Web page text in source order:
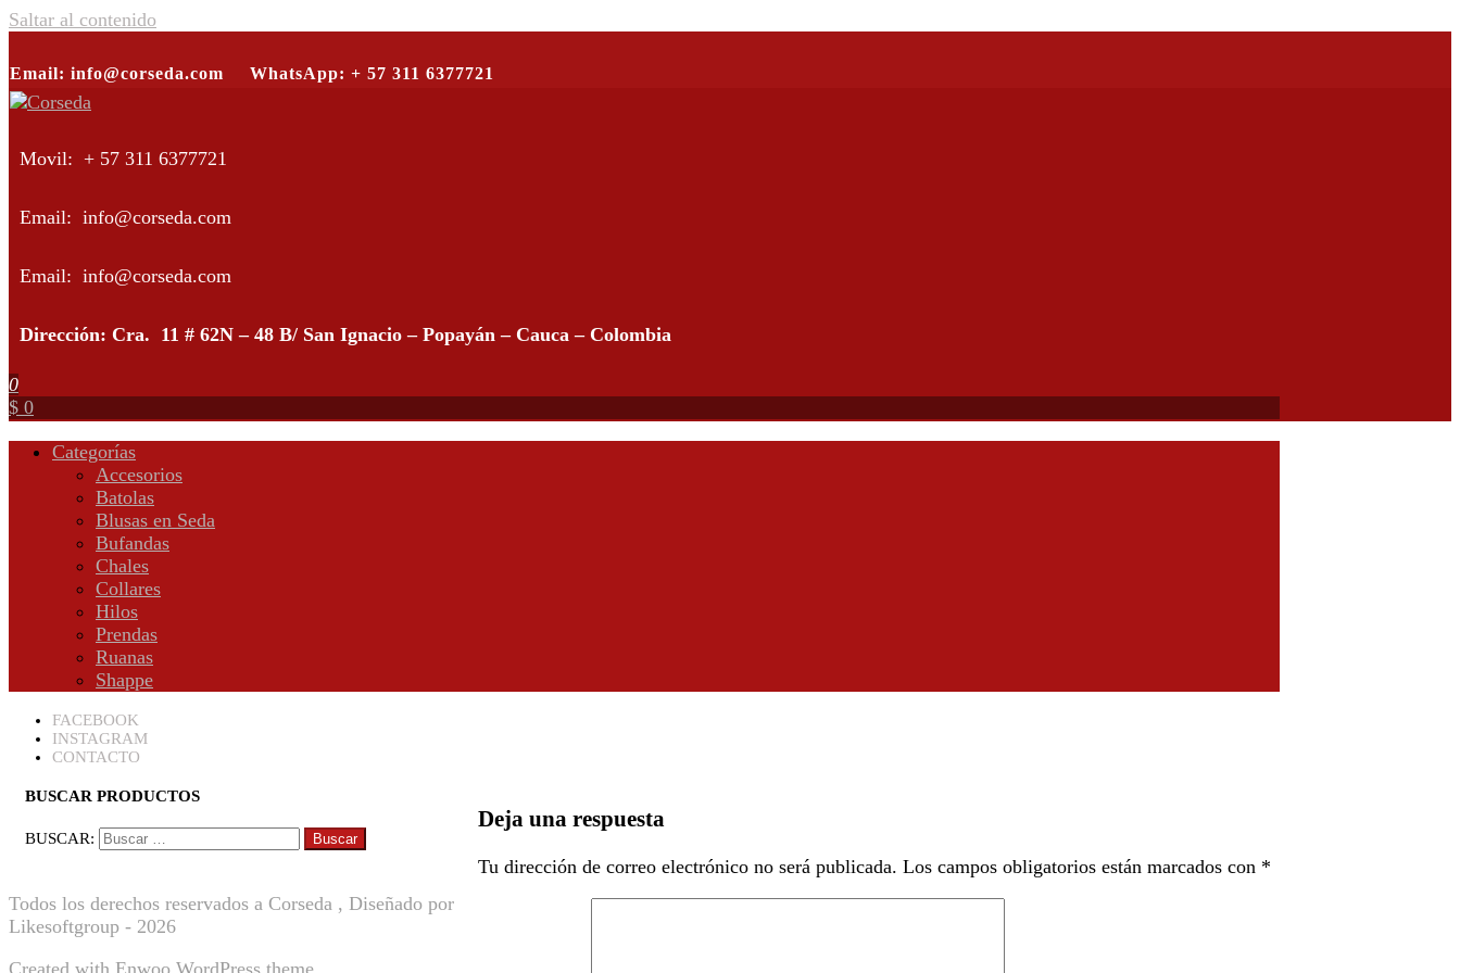
Saltar al contenido
Email: info@corseda.com WhatsApp: + 57 311 6377721
Movil: + 57 311 6377721
Email: info@corseda.com
Email: info@corseda.com
Dirección: Cra. 11 # 62N – 48 B/ San Ignacio – Popayán – Cauca – Colombia
0
$ 0
Categorías
Accesorios
Batolas
Blusas en Seda
Bufandas
Chales
Collares
Hilos
Prendas
Ruanas
Shappe
FACEBOOK
INSTAGRAM
CONTACTO
Deja una respuesta
Tu dirección de correo electrónico no será publicada. Los campos obligatorios están marcados con *
BUSCAR PRODUCTOS
BUSCAR:
Todos los derechos reservados a Corseda , Diseñado por
Likesoftgroup - 2026
Created with Enwoo WordPress theme